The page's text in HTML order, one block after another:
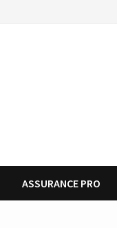
ASSURANCE PRO